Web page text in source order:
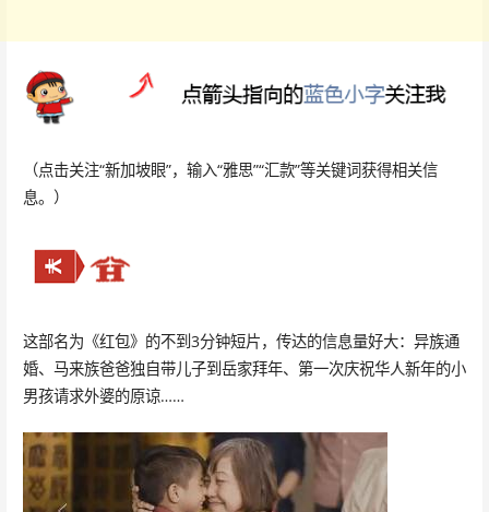
（点击关注“新加坡眼”，输入“雅思”“汇款”等关键词获得相关信
息。）
这部名为《红包》的不到3分钟短片，传达的信息量好大：异族通
婚、马来族爸爸独自带儿子到岳家拜年、第一次庆祝华人新年的小
男孩请求外婆的原谅……